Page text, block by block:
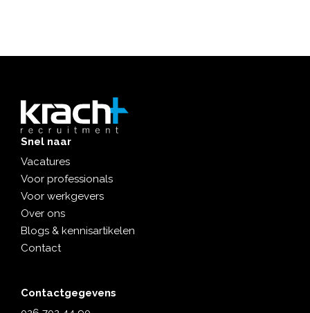
Snel naar
Vacatures
Voor professionals
Voor werkgevers
Over ons
Blogs & kennisartikelen
Contact
Contactgegevens